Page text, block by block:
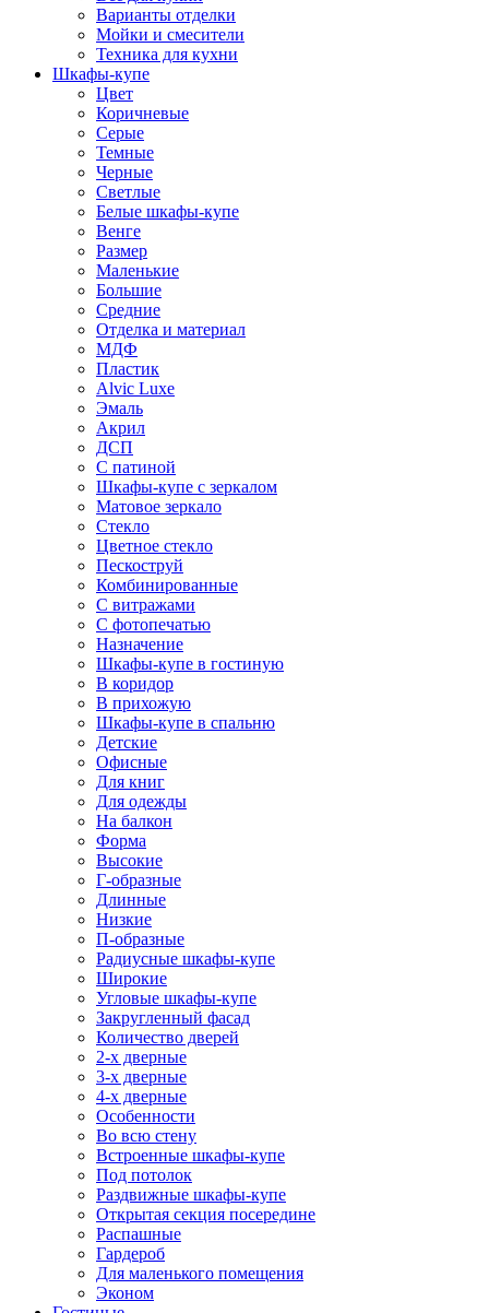
Варианты отделки
Мойки и смесители
Техника для кухни
Шкафы-купе
Цвет
Коричневые
Серые
Темные
Черные
Светлые
Белые шкафы-купе
Венге
Размер
Маленькие
Большие
Средние
Отделка и материал
МДФ
Пластик
Alvic Luxe
Эмаль
Акрил
ДСП
С патиной
Шкафы-купе с зеркалом
Матовое зеркало
Стекло
Цветное стекло
Пескоструй
Комбинированные
С витражами
С фотопечатью
Назначение
Шкафы-купе в гостиную
В коридор
В прихожую
Шкафы-купе в спальню
Детские
Офисные
Для книг
Для одежды
На балкон
Форма
Высокие
Г-образные
Длинные
Низкие
П-образные
Радиусные шкафы-купе
Широкие
Угловые шкафы-купе
Закругленный фасад
Количество дверей
2-х дверные
3-х дверные
4-х дверные
Особенности
Во всю стену
Встроенные шкафы-купе
Под потолок
Раздвижные шкафы-купе
Открытая секция посередине
Распашные
Гардероб
Для маленького помещения
Эконом